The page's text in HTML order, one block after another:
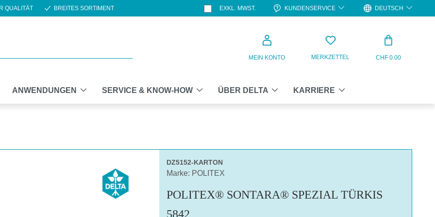
QUALITÄT BREITES SORTIMENT EXKL. MWST. KUNDENSERVICE DEUTSCH
MEIN KONTO MERKZETTEL CHF 0.00
ANWENDUNGEN SERVICE & KNOW-HOW ÜBER DELTA KARRIERE
DZ5152-KARTON
Marke: POLITEX
POLITEX® SONTARA® SPEZIAL TÜRKIS
5842